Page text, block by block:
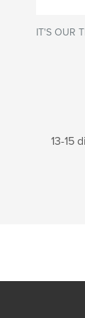
IT'S OUR
13-15